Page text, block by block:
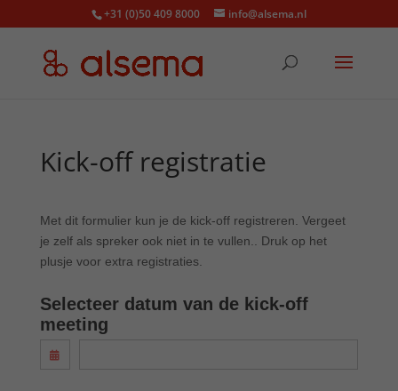
+31 (0)50 409 8000 info@alsema.nl
Kick-off registratie
Met dit formulier kun je de kick-off registreren. Vergeet
je zelf als spreker ook niet in te vullen.. Druk op het
plusje voor extra registraties.
Selecteer datum van de kick-off
meeting